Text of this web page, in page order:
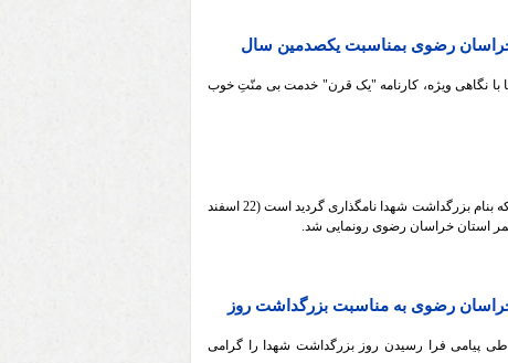
خراسان رضوی بمناسبت یکصدمین سال
با نگاهی ویژه، کارنامه "یک قرن" خدمت بی منّتِ خوب
در سالروز تأسیس بنیاد شهید به دستور حضرت امام خمینی (ره) و در روزی که بنام بزرگداشت شهدا نامگذاری گردید است (22 اسفند
استان خراسان رضوی رونمایی شد.
رضوی به مناسبت بزرگداشت روز
پیامی فرا رسیدن روز بزرگداشت شهدا را گرامی